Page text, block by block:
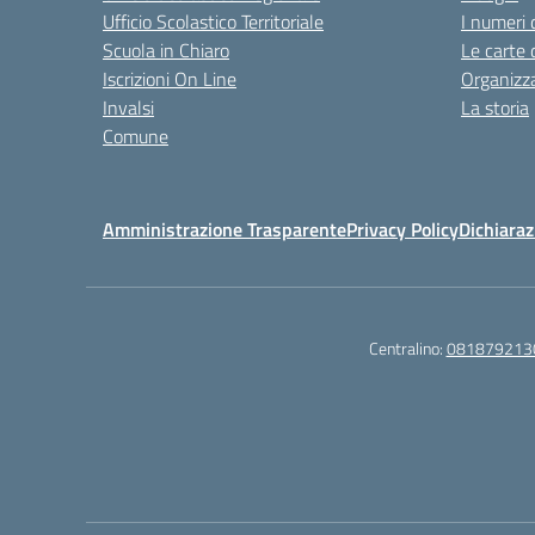
Ufficio Scolastico Territoriale
Scuola in Chiaro
Iscrizioni On Line
Invalsi
Comune
I numeri
Le carte
La storia
Amministrazione TrasparentePrivacy Policy
Centralino: